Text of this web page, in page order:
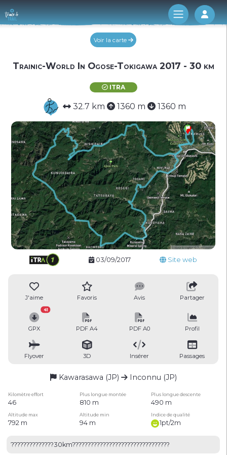
Log
Voir la carte
Trainic-World In Ogose-Tokigawa 2017 - 30 km
ITRA
32.7 km 1360 m 1360 m
03/09/2017 Site web
J'aime Favoris Avis Partager
GPX
41
PDF A4 PDF A0 Profil
Flyover 3D Insérer Passages
Kawarasawa (JP) Inconnu (JP)
Kilomètre effort Plus longue montée Plus longue descente
46 810 m 490 m
Altitude max Altitude min Indice de qualité
792 m 94 m 1pt/2m
??????????????30km????????????????????????????????